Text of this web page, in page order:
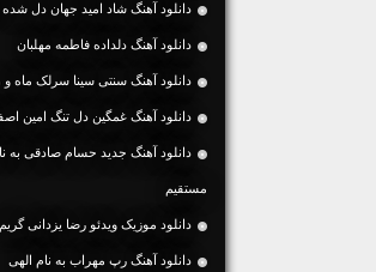
دانلود آهنگ شاد امید جهان دل شده با
دانلود آهنگ دلداده فاطمه مهلبان
دانلود آهنگ سنتی سینا سرلک ماه
دانلود آهنگ غمگین دل تنگ امین
دانلود آهنگ جديد حسام صادقی به
مستقیم
دانلود موزیک ویدئو رضا یزدانی گریم
دانلود آهنگ رپ مهراب به نام الهی